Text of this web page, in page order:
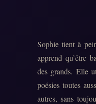
Sophie tient à
apprend qu’être
des grands. Elle
poésies toutes
autres, sans